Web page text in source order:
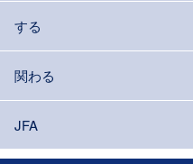
する
関わる
JFA